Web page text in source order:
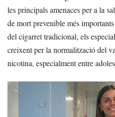
les principals amenaces per a la
de mort prevenible més
del cigarret tradicional, els
creixent per la normalització del
nicotina, especialment entre